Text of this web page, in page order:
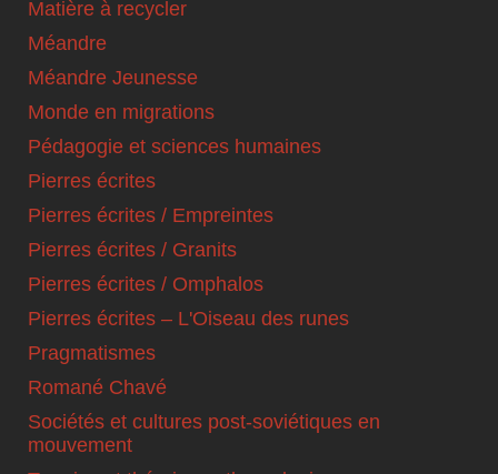
Matière à recycler
Méandre
Méandre Jeunesse
Monde en migrations
Pédagogie et sciences humaines
Pierres écrites
Pierres écrites / Empreintes
Pierres écrites / Granits
Pierres écrites / Omphalos
Pierres écrites – L'Oiseau des runes
Pragmatismes
Romané Chavé
Sociétés et cultures post-soviétiques en
mouvement